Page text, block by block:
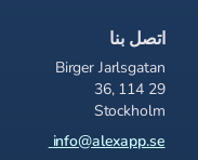
اتصل بنا
Birger Jarlsgatan
36, 114 29
Stockholm
info@alexapp.se